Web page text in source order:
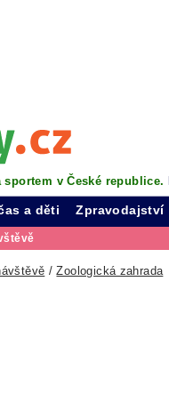
v České republice.
a děti Zpravodajství
/Zoologická zahrada